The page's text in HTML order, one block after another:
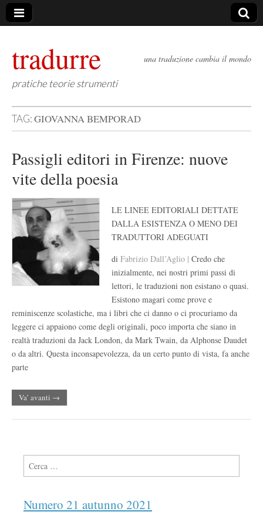
tradurre
pratiche teorie strumenti
una traduzione cambia il mondo
TAG:GIOVANNA BEMPORAD
Passigli editori in Firenze: nuove
vite della poesia
LE LINEE EDITORIALI DETTATE
DALLA ESISTENZA O MENO DEI
TRADUTTORI ADEGUATI
di Fabrizio Dall’Aglio | Credo che
inizialmente, nei nostri primi passi di
lettori, le traduzioni non esistano o quasi.
Esistono magari come prove e
reminiscenze scolastiche, ma i libri che ci danno o ci procuriamo da
leggere ci appaiono come degli originali, poco importa che siano in
realtà traduzioni da Jack London, da Mark Twain, da Alphonse Daudet
o da altri. Questa inconsapevolezza, da un certo punto di vista, fa anche
parte
Va’ avanti →
Ricerca per:
Numero 21 autunno 2021